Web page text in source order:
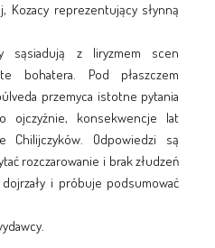
Kozacy reprezentujący słynną
sąsiadują z liryzmem scen
bohatera. Pod płaszczem
przemyca istotne pytania
ojczyźnie, konsekwencje lat
Chilijczyków. Odpowiedzi są
rozczarowanie i brak złudzeń
i próbuje podsumować